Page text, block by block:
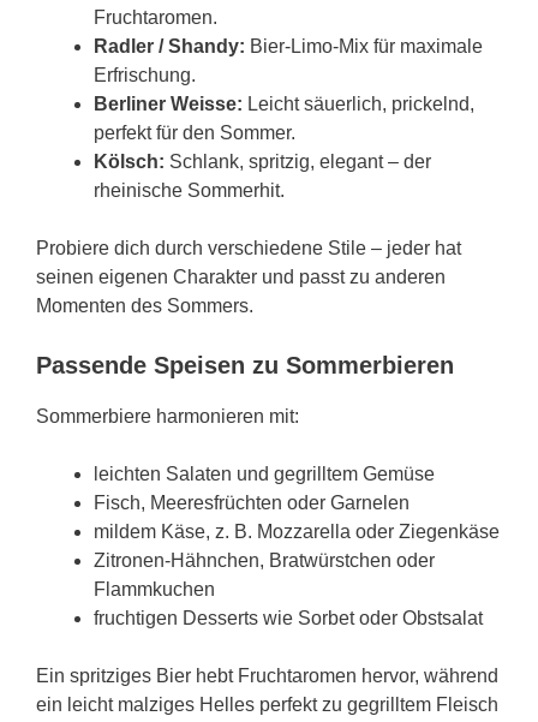
Fruchtaromen.
Radler / Shandy: Bier-Limo-Mix für maximale
Erfrischung.
Berliner Weisse: Leicht säuerlich, prickelnd,
perfekt für den Sommer.
Kölsch: Schlank, spritzig, elegant – der
rheinische Sommerhit.
Probiere dich durch verschiedene Stile – jeder hat
seinen eigenen Charakter und passt zu anderen
Momenten des Sommers.
Passende Speisen zu Sommerbieren
Sommerbiere harmonieren mit:
leichten Salaten und gegrilltem Gemüse
Fisch, Meeresfrüchten oder Garnelen
mildem Käse, z. B. Mozzarella oder Ziegenkäse
Zitronen-Hähnchen, Bratwürstchen oder
Flammkuchen
fruchtigen Desserts wie Sorbet oder Obstsalat
Ein spritziges Bier hebt Fruchtaromen hervor, während
ein leicht malziges Helles perfekt zu gegrilltem Fleisch